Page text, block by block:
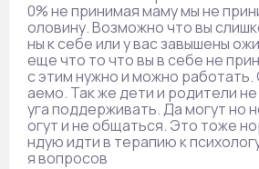
0% не принимая маму мы не
оловину. Возможно что вы
ны к себе или у вас завышены
еще что то что вы в себе не
с этим нужно и можно
аемо. Так же дети и родители
уга поддерживать. Да могут но
огут и не общаться. Это тоже
ндую идти в терапию к
я вопросов